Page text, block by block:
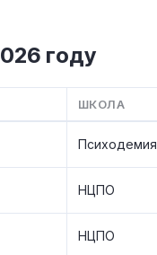
году
ШКОЛА
Психодемия
НЦПО
НЦПО